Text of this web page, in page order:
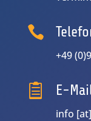

+49
 E-
info